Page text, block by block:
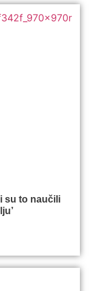
su to naučili